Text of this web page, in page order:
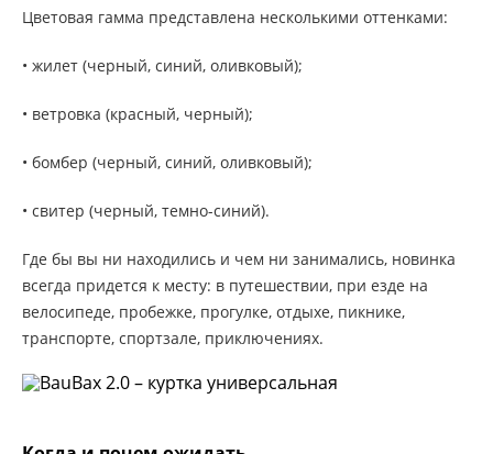
Цветовая гамма представлена несколькими оттенками:
• жилет (черный, синий, оливковый);
• ветровка (красный, черный);
• бомбер (черный, синий, оливковый);
• свитер (черный, темно-синий).
Где бы вы ни находились и чем ни занимались, новинка
всегда придется к месту: в путешествии, при езде на
велосипеде, пробежке, прогулке, отдыхе, пикнике,
транспорте, спортзале, приключениях.